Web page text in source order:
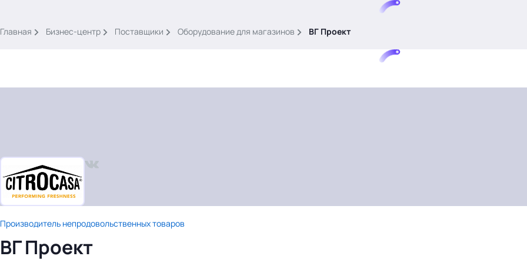
Войти
картина дня
темы
материалы
видео
события
Главная Бизнес-центр Поставщики Оборудование для магазинов ВГ Проект
Производитель непродовольственных товаров
ВГ Проект